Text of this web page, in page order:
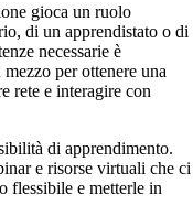
gioca un ruolo
di un apprendistato o di
necessarie è
per ottenere una
rete e interagire con
di apprendimento.
e risorse virtuali che ci
flessibile e metterle in